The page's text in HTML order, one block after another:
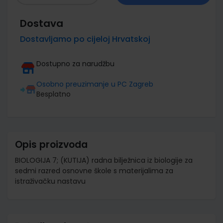
Dostava
Dostavljamo po cijeloj Hrvatskoj
Dostupno za narudžbu
Osobno preuzimanje u PC Zagreb
Besplatno
Opis proizvoda
BIOLOGIJA 7; (KUTIJA) radna bilježnica iz biologije za
sedmi razred osnovne škole s materijalima za
istraživačku nastavu